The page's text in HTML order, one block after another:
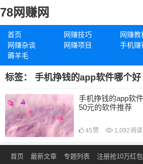
78网赚网
首页 网赚技巧 网赚教
网赚杂谈
网赚项目 手机赚
薅羊毛
标签： 手机挣钱的app软件哪个好
手机挣钱的app软
50元的软件推荐
45 赞 1,092 阅读
首页 最新文章 专题列表 注册抢10万红包